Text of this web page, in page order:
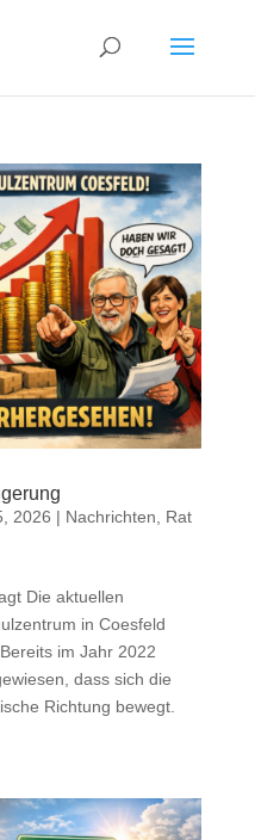
2026 | Nachrichten
Rat
Die aktuellen
in Coesfeld
im Jahr 2022
dass sich die
Richtung bewegt.